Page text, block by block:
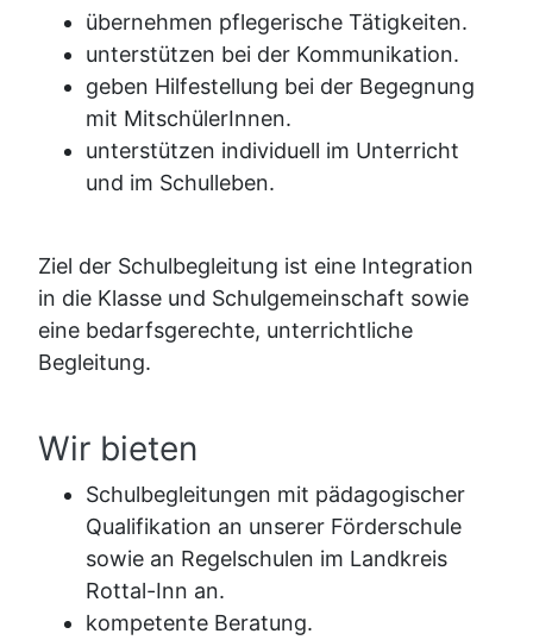
übernehmen pflegerische Tätigkeiten.
unterstützen bei der Kommunikation.
geben Hilfestellung bei der Begegnung
mit MitschülerInnen.
unterstützen individuell im Unterricht
und im Schulleben.
Ziel der Schulbegleitung ist eine Integration
in die Klasse und Schulgemeinschaft sowie
eine bedarfsgerechte, unterrichtliche
Begleitung.
Wir bieten
Schulbegleitungen mit pädagogischer
Qualifikation an unserer Förderschule
sowie an Regelschulen im Landkreis
Rottal-Inn an.
kompetente Beratung.